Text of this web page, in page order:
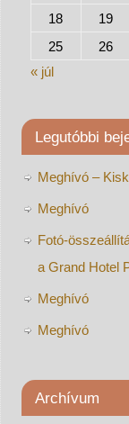
18
19
25
26
« júl
Legutóbbi
Meghívó –
Meghívó
Fotó-
a Grand Hotel
Meghívó
Meghívó
Archívum